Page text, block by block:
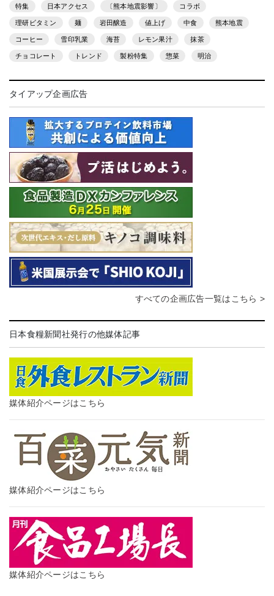
特集 日本アクセス 〔熊本地震影響〕 コラボ
理研ビタミン 麺 岩田醸造 値上げ 中食 熊本地震
コーヒー 雪印乳業 海苔 レモン果汁 抹茶
チョコレート トレンド 製粉特集 惣菜 明治
タイアップ企画広告
すべての企画広告一覧はこちら >
日本食糧新聞社発行の他媒体記事
媒体紹介ページはこちら
媒体紹介ページはこちら
媒体紹介ページはこちら